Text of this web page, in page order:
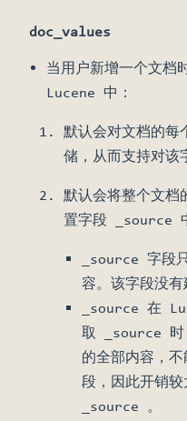
doc_values
当用户新增一个文档
Lucene 中：
默认会对文档的每
储，从而支持对
默认会将整个文档
置字段 _source
_source 字段
容。该字段没有
_source 在
取 _source 时
的全部内容，
段，因此开销
_source 。